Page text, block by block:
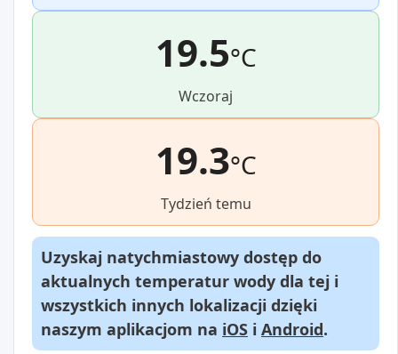
19.5°C
Wczoraj
19.3°C
Tydzień temu
Uzyskaj natychmiastowy dostęp do
aktualnych temperatur wody dla tej i
wszystkich innych lokalizacji dzięki
naszym aplikacjom na iOS i Android.